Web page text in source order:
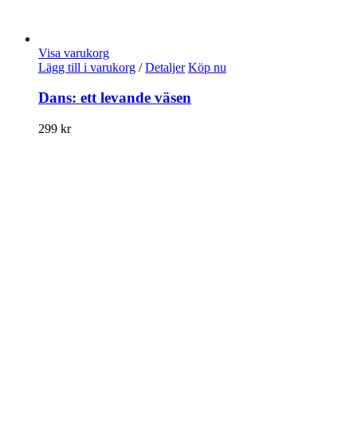
Visa varukorg
Lägg till i varukorg / Detaljer Köp nu
Dans: ett levande väsen
299 kr